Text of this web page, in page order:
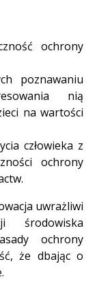
ochrony
poznawaniu
nią
na wartości
człowieka z
ochrony
uwrażliwi
środowiska
ochrony
że dbając o